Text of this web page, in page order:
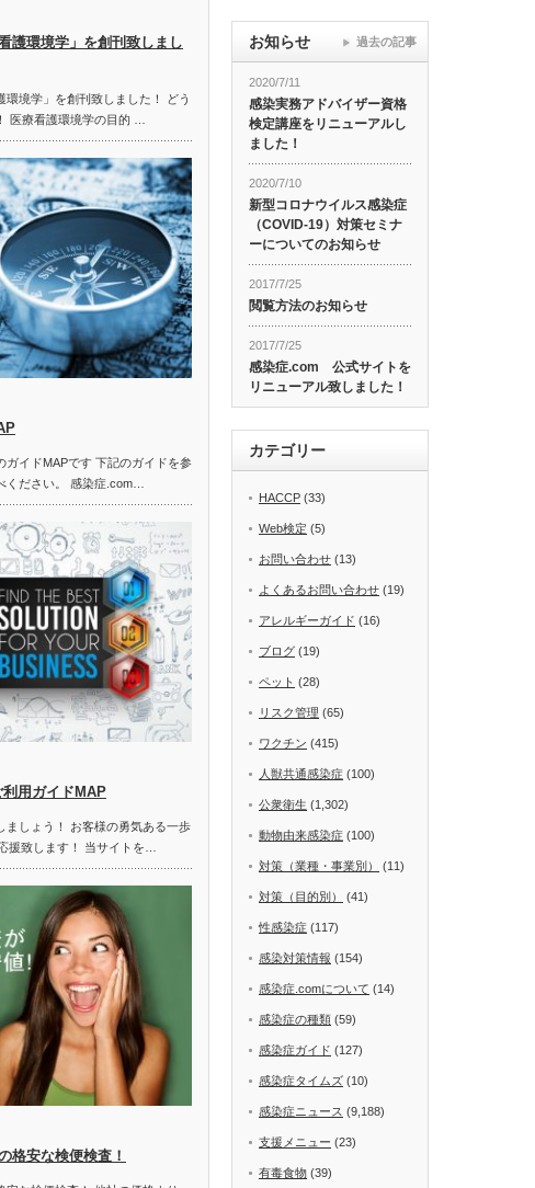
護環境学」を創刊致しまし
環境学」を創刊致しました！ どう
医療看護環境学の目的 …
ガイドMAPです 下記のガイドを参
ください。 感染症.com…
用ガイドMAP
ましょう！ お客様の勇気ある一歩
援致します！ 当サイトを…
格安な検便検査！
お知らせ
2020/7/11
感染実務アドバイザー資格
検定講座をリニューアルし
ました！
2020/7/10
新型コロナウイルス感染症
（COVID-19）対策セミナ
ーについてのお知らせ
2017/7/25
閲覧方法のお知らせ
2017/7/25
感染症.com 公式サイトを
リニューアル致しました！
過去の記事
カテゴリー
HACCP (33)
Web検定 (5)
お問い合わせ (13)
よくあるお問い合わせ (19)
アレルギーガイド (16)
ブログ (19)
ペット (28)
リスク管理 (65)
ワクチン (415)
人獣共通感染症 (100)
公衆衛生 (1,302)
動物由来感染症 (100)
対策（業種・事業別） (11)
対策（目的別） (41)
性感染症 (117)
感染対策情報 (154)
感染症.comについて (14)
感染症の種類 (59)
感染症ガイド (127)
感染症タイムズ (10)
感染症ニュース (9,188)
支援メニュー (23)
有毒食物 (39)